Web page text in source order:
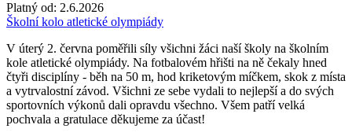
Platný od: 2.6.2026
Školní kolo atletické olympiády
V úterý 2. června poměřili síly všichni žáci naší školy na školním
kole atletické olympiády. Na fotbalovém hřišti na ně čekaly hned
čtyři disciplíny - běh na 50 m, hod kriketovým míčkem, skok z místa
a vytrvalostní závod. Všichni ze sebe vydali to nejlepší a do svých
sportovních výkonů dali opravdu všechno. Všem patří velká
pochvala a gratulace děkujeme za účast!